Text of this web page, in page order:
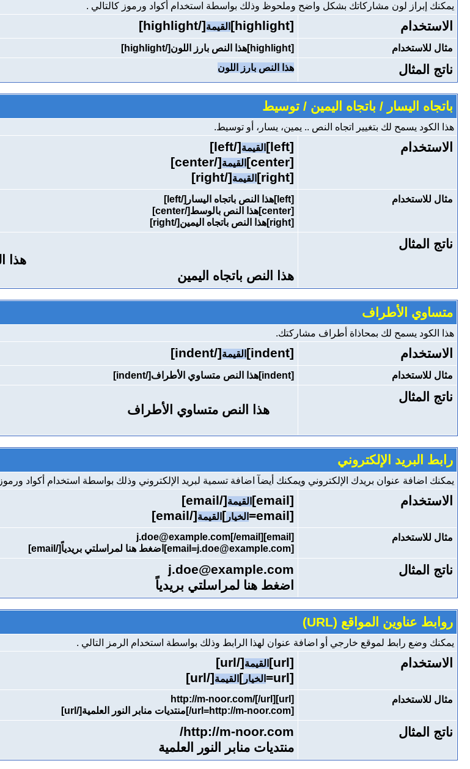
يمكنك إبراز لون مشاركاتك بشكل واضح وملحوظ وذلك بواسطة استخدام أكواد ورموز كالتالي .
الاستخدام [highlight] القيمة[/highlight]
مثال للاستخدام [highlight]هذا النص بارز اللون[/highlight]
ناتج المثال هذا النص بارز اللون
باتجاه اليسار / باتجاه اليمين / توسيط
هذا الكود يسمح لك بتغيير اتجاه النص .. يمين، يسار، أو توسيط.
الاستخدام [left] القيمة[/left]
[center]
القيمة[/center]
[right]
القيمة[/right]
مثال للاستخدام
[left]هذا النص باتجاه اليسار[/left]
[center]هذا النص بالوسط[/center]
[right]هذا النص باتجاه اليمين[/right]
ناتج المثال
هذا
هذا النص باتجاه اليمين
متساوي الأطراف
هذا الكود يسمح لك بمحاذاة أطراف مشاركتك.
الاستخدام [indent] القيمة[/indent]
مثال للاستخدام [indent]هذا النص متساوي الأطراف[/indent]
ناتج المثال
هذا النص متساوي الأطراف
رابط البريد الإلكتروني
يمكنك اضافة عنوان بريدك الإلكتروني ويمكنك أيضآ اضافة تسمية لبريد الإلكتروني وذلك بواسطة استخدام أكواد
الاستخدام [email] القيمة[/email]
[email=
الخيار ] القيمة[/email]
مثال للاستخدام
[email]j.doe@example.com[/email]
[email=j.doe@example.com]اضغط هنا لمراسلتي بريدياً[/email]
ناتج المثال
j.doe@example.com
اضغط هنا لمراسلتي بريدياً
روابط عناوين المواقع (URL)
يمكنك وضع رابط لموقع خارجي أو اضافة عنوان لهذا الرابط وذلك بواسطة استخدام الرمز التالي .
الاستخدام [url] القيمة[/url]
[url=
الخيار ] القيمة[/url]
مثال للاستخدام
[url]http://m-noor.com/[/url]
[url=http://m-noor.com/]منتديات منابر النور العلمية[/url]
ناتج المثال
http://m-noor.com/
منتديات منابر النور العلمية